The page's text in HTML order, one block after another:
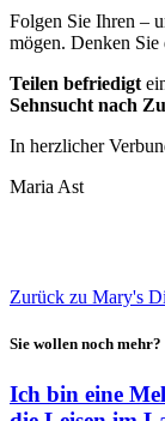
Folgen Sie Ihren –
mögen. Denken Sie
Teilen befriedigt
Sehnsucht nach
In herzlicher
Maria Ast
Zurück zu Mary's
Sie wollen noch mehr?
Ich bin eine